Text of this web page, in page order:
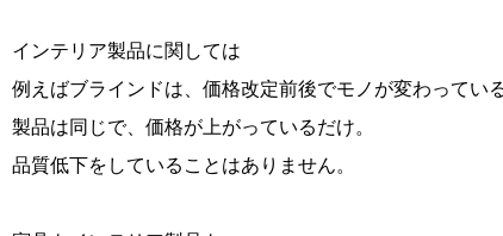
インテリア製品に関しては
例えばブラインドは、価格改定前後でモノが変わってい
製品は同じで、価格が上がっているだけ。
品質低下をしていることはありません。